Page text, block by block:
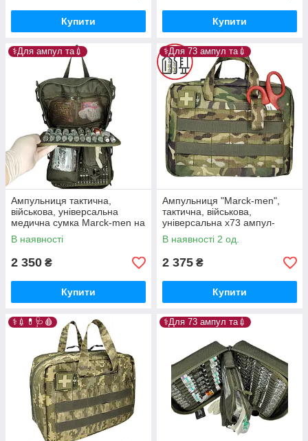
Купити Купити
⚕️Для ампул та💉
Ампульниця тактична,
військова, універсальна
медична сумка Marck-men на
х73+ ампул, хакі- А225.
Марк-2
В наявності
2 350 ₴
Купити
⚕️Для 73 ампул та💉
Ампульниця "Marck-men",
тактична, військова,
універсальна х73 ампул-
А232. "Марк-1" Мультикам
В наявності 2 од.
2 375 ₴
Купити
⚕️💉💊🩺🩸 ⚕️Для 73 ампул та💉